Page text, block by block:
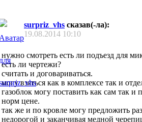
surpriz_vhs сказав(-ла):
19.08.2014 10:10
нужно смотреть есть ли подъезд для
есть ли чертежи?
считать и договариваться.
могу взяться как в комплексе так и
газоблок могу поставить как сам так и
норм цене.
так же и по кровле могу предложить
недорогой и заканчивая медной